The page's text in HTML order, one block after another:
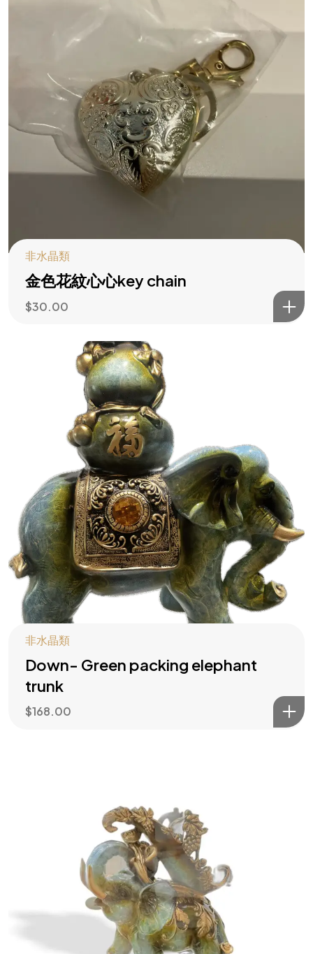
非水晶類
金色花紋心心key chain
$30.00
非水晶類
Down- Green packing elephant
trunk
$168.00
水木大師助你
主動造勢